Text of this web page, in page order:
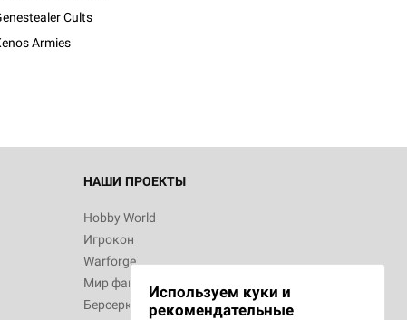
Cults
Armies
НАШИ ПРОЕКТЫ
Hobby World
Игрокон
Warforge
Мир фантастики
Берсерк
Используем куки и
рекомендательные
Журнал
Братья